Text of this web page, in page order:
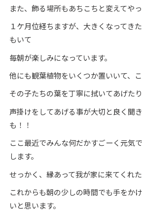
また、飾る場所もあちこちと変えてや
１ケ月位経ちますが、大きくなってき
もいて
毎朝が楽しみになっています。
他にも観葉植物をいくつか置いいて、
その子たちの葉を丁寧に拭いてあげたり
声掛けをしてあげる事が大切と良く聞
も！！
ここ最近でみんな何だかすごーく元気
します。
せっかく、縁あって我が家に来てくれ
これからも朝の少しの時間でも手をか
いと思います。